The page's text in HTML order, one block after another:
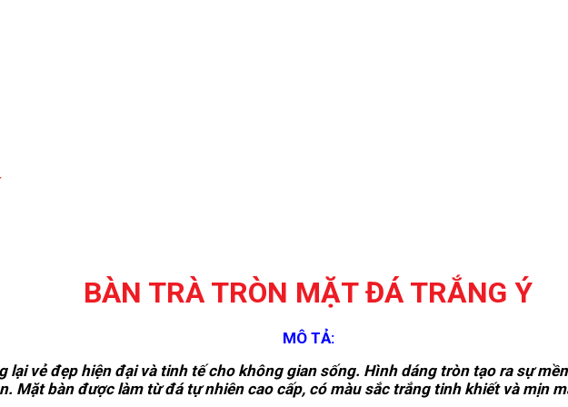
BÀN TRÀ TRÒN MẶT ĐÁ TRẮNG Ý
MÔ TẢ:
lại vẻ đẹp hiện đại và tinh tế cho không gian sống. Hình dáng tròn tạo ra sự
Mặt bàn được làm từ đá tự nhiên cao cấp, có màu sắc trắng tinh khiết và mịn